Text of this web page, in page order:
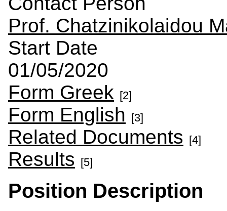
Prof. Chatzinikolaidou
Start Date
01/05/2020
Form Greek [2]
Form English [3]
Related Documents [4]
Results [5]
Position Description